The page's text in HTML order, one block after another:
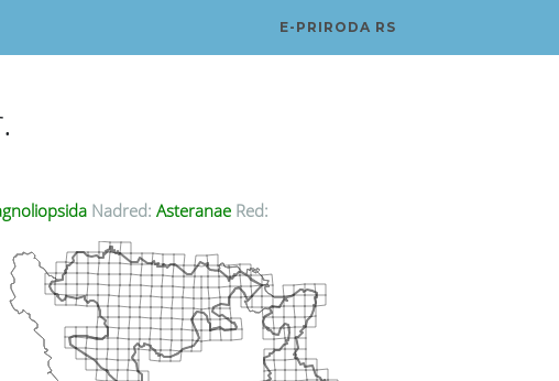
E-PRIRODA RS
Nadred: Asteranae Red: